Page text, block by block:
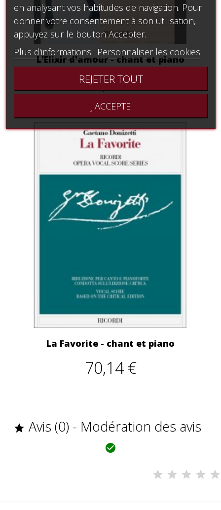
L'Elixir d'amour - chant et piano
38,67 €
La Favorite - chant et piano
70,14 €
 Avis (0) - Modération des avis

en analysant vos habitudes de navigation. Pour
donner votre consentement à son utilisation,
appuyez sur le bouton Accepter.
Plus d'informations
Personnaliser les cookies
REJETER TOUT
J'ACCEPTE